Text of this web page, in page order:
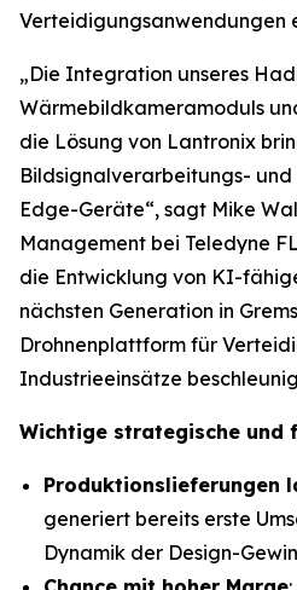
Verteidigungsanwendungen
„Die Integration unseres
Wärmebildkameramoduls
die Lösung von Lantronix
Bildsignalverarbeitungs-
Edge-Geräte“, sagt Mike
Management bei Teledyne
die Entwicklung von KI-
nächsten Generation in
Drohnenplattform für
Industrieeinsätze
Wichtige strategische und
Produktionslieferungen
generiert bereits erste
Dynamik der Design-